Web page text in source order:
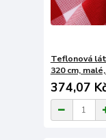
Teflonová
320 cm,
374,07